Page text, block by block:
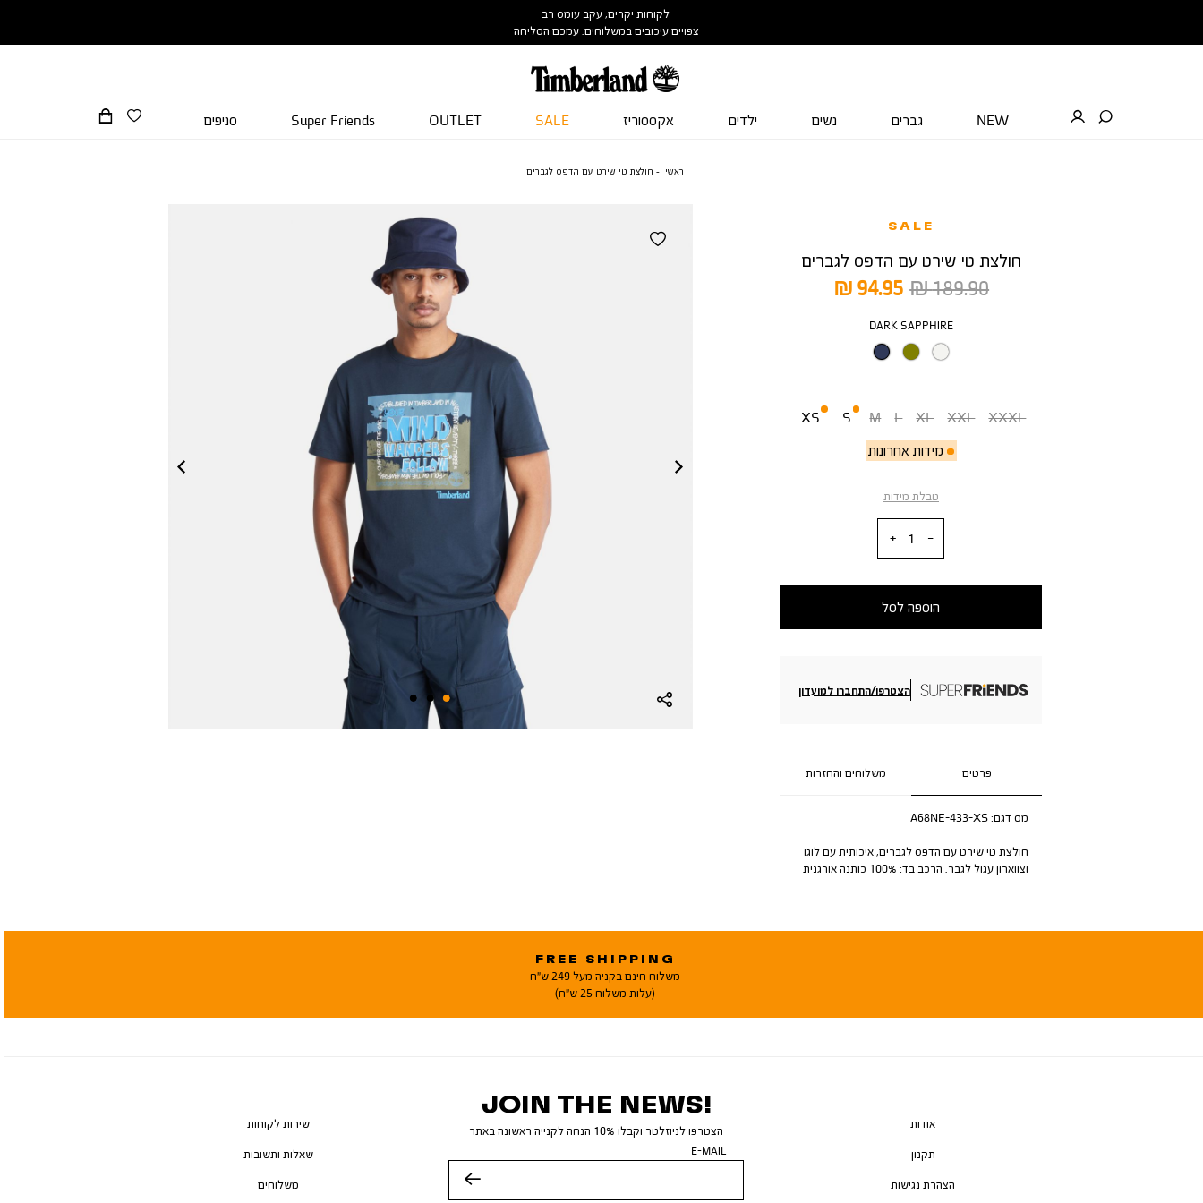
לקוחות יקרים, עקב עומס רב
צפויים עיכובים במשלוחים. עמכם הסליחה
NEW גברים נשים ילדים אקססוריז SALE
OUTLET
Super Friends סניפים
ראשי חולצת טי שירט עם הדפס לגברים
SALE
חולצת טי שירט עם הדפס לגברים
מחיר
מוצר
94.95 ₪
מחיר
189.90 ₪
צבע
DARK SAPPHIRE
XS
מידות אחרונות
S M L XL XXL XXXL
טבלת מידות
הוספה לסל
הצטרפו/התחברו למועדון
פרטים משלוחים והחזרות
מס דגם:A68NE-433-XS
חולצת טי שירט עם הדפס לגברים, איכותית עם לוגו
וצווארון עגול לגבר. הרכב בד: 100% כותנה אורגנית
FREE SHIPPING
משלוח חינם בקניה מעל 249 ש"ח
(עלות משלוח 25 ש"ח)
JOIN THE NEWS!
הצטרפו לניוזלטר וקבלו 10% הנחה לקנייה ראשונה באתר
E-MAIL
אודות
תקנון
הצהרת נגישות
שירות לקוחות
שאלות ותשובות
משלוחים